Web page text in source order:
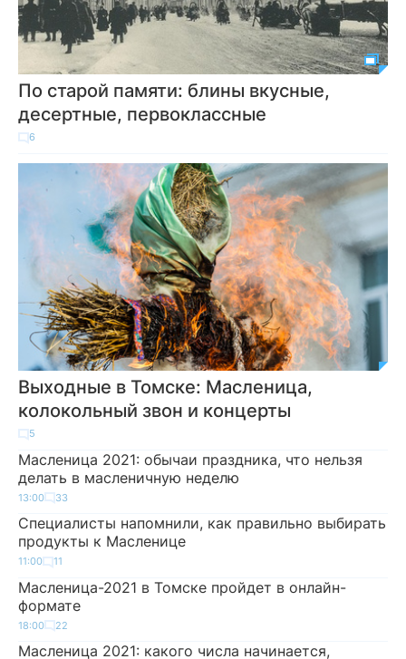
По старой памяти: блины вкусные,
десертные, первоклассные
6
Выходные в Томске: Масленица,
колокольный звон и концерты
5
Масленица 2021: обычаи праздника, что нельзя
делать в масленичную неделю
13:00 33
Специалисты напомнили, как правильно выбирать
продукты к Масленице
11:00 11
Масленица-2021 в Томске пройдет в онлайн-
формате
18:00 22
Масленица 2021: какого числа начинается,